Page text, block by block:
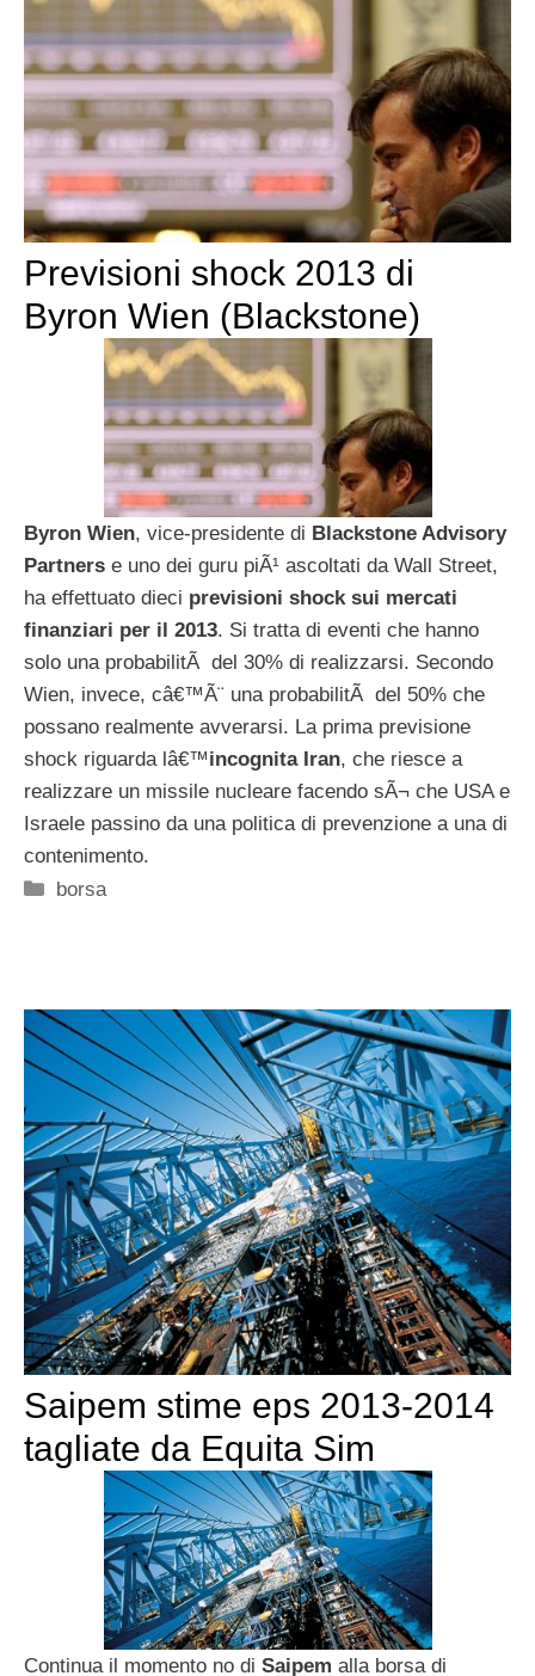
Previsioni shock 2013 di
Byron Wien (Blackstone)
Byron Wien, vice-presidente di Blackstone Advisory
Partners e uno dei guru piÃ¹ ascoltati da Wall Street,
ha effettuato dieci previsioni shock sui mercati
finanziari per il 2013. Si tratta di eventi che hanno
solo una probabilitÃ del 30% di realizzarsi. Secondo
Wien, invece, câ€™Ã¨ una probabilitÃ del 50% che
possano realmente avverarsi. La prima previsione
shock riguarda lâ€™incognita Iran, che riesce a
realizzare un missile nucleare facendo sÃ¬ che USA e
Israele passino da una politica di prevenzione a una di
contenimento.
Categorie
borsa
Saipem stime eps 2013-2014
tagliate da Equita Sim
Continua il momento no di Saipem alla borsa di